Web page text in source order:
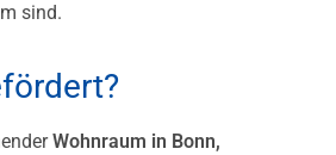
sind.
Wohnraum in Bonn,